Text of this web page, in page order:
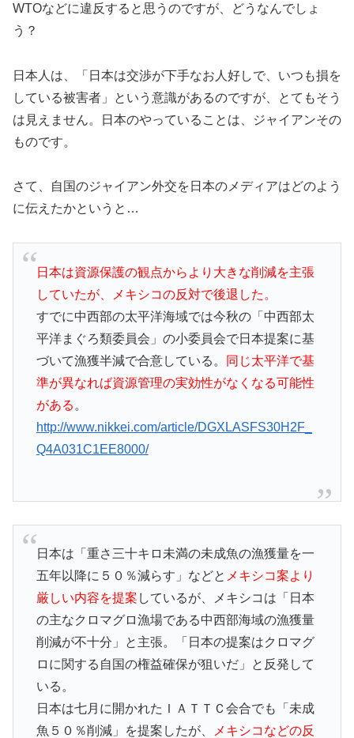
WTOなどに違反すると思うのですが、どうなんでしょ
う？
日本人は、「日本は交渉が下手なお人好しで、いつも損を
している被害者」という意識があるのですが、とてもそう
は見えません。日本のやっていることは、ジャイアンその
ものです。
さて、自国のジャイアン外交を日本のメディアはどのよう
に伝えたかというと…
日本は資源保護の観点からより大きな削減を主張
していたが、メキシコの反対で後退した。
すでに中西部の太平洋海域では今秋の「中西部太
平洋まぐろ類委員会」の小委員会で日本提案に基
づいて漁獲半減で合意している。
同じ太平洋で基
準が異なれば資源管理の実効性がなくなる可能性
がある 。
http://www.nikkei.com/article/DGXLASFS30H2F_
Q4A031C1EE8000/
日本は「重さ三十キロ未満の未成魚の漁獲量を一
五年以降に５０％減らす」などと メキシコ案より
厳しい内容を提案 しているが、メキシコは「日本
の主なクロマグロ漁場である中西部海域の漁獲量
削減が不十分」と主張。「日本の提案はクロマグ
ロに関する自国の権益確保が狙いだ」と反発して
いる。
日本は七月に開かれたＩＡＴＴＣ会合でも「未成
魚５０％削減」を提案したが、
メキシコなどの反